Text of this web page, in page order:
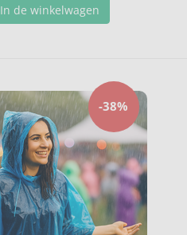
In de winkelwagen
-38%